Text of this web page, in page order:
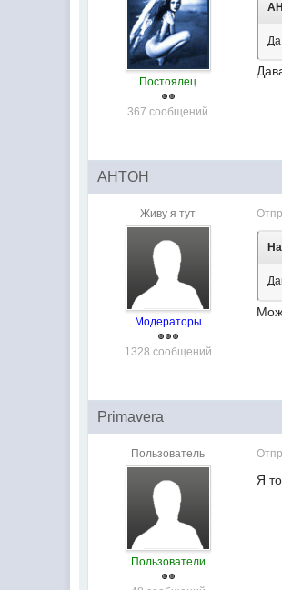
Постоялец
367 сообщений
Да
AHTOH
Живу я тут
Модераторы
1328 сообщений
Primavera
Пользователь
Пользователи
Я